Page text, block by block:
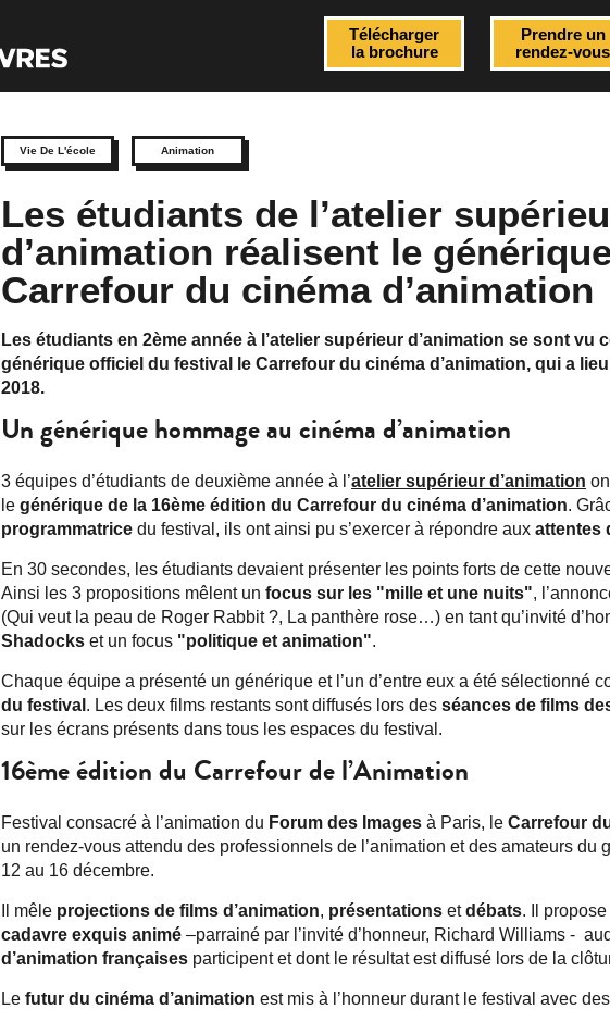
Télécharger
la brochure
Prendre un
rendez-vous
Vie De L'école Animation
Les étudiants de l’atelier
d’animation réalisent le
Carrefour du cinéma d’animation
Les étudiants en 2ème année à l’atelier supérieur d’animation se sont vu
générique officiel du festival le Carrefour du cinéma d’animation, qui a
2018.
Un générique hommage au cinéma d’animation
3 équipes d’étudiants de deuxième année à l’atelier supérieur d’animation
le générique de la 16ème édition du Carrefour du cinéma d’animation.
programmatricedu festival, ils ont ainsi pu s’exercer à répondre aux attentes
En 30 secondes, les étudiants devaient présenter les points forts de cette
Ainsi les 3 propositions mêlent un focus sur les "mille et une nuits",
(Qui veut la peau de Roger Rabbit ?, La panthère rose…) en tant qu’invité
Shadockset un focus "politique et animation".
Chaque équipe a présenté un générique et l’un d’entre eux a été sélectionné
du festival . Les deux films restants sont diffusés lors des séances de films
sur les écrans présents dans tous les espaces du festival.
16ème édition du Carrefour de l’Animation
Festival consacré à l’animation du Forum des Imagesà Paris, le Carrefour
un rendez-vous attendu des professionnels de l’animation et des amateurs du
12 au 16 décembre.
Il mêle projections de films d’animation, présentationsetdébats. Il
cadavre exquis animé–parrainé par l’invité d’honneur, Richard Williams -
d’animation françaisesparticipent et dont le résultat est diffusé lors de la
Le futur du cinéma d’animation est mis à l’honneur durant le festival avec